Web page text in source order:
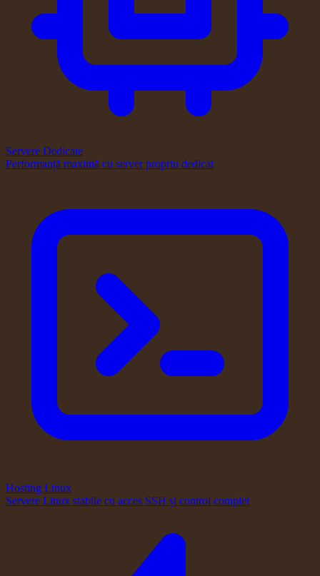
Servere Dedicate
Performanță maximă cu server propriu dedicat
Hosting Linux
Servere Linux stabile cu acces SSH și control complet